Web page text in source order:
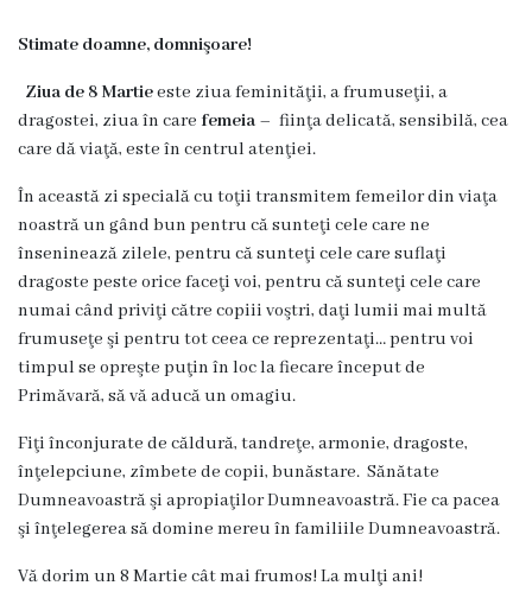
limită
ale
Primăriei
Dispoziţiile
primarului
Rapoartele
primarului
Proiecte
investiționale
Proiecte
în
derulare
Stimate doamne, domnişoare!
Ziua de 8 Martieeste ziua feminităţii, a frumuseţii, a
dragostei, ziua în care femeia – fiinţa delicată, sensibilă, cea
care dă viaţă, este în centrul atenţiei.
În această zi specială cu toţii transmitem femeilor din viaţa
noastră un gând bun pentru că sunteţi cele care ne
înseninează zilele, pentru că sunteţi cele care suflaţi
dragoste peste orice faceţi voi, pentru că sunteţi cele care
numai când priviţi către copiii voştri, daţi lumii mai multă
frumuseţe şi pentru tot ceea ce reprezentaţi… pentru voi
timpul se opreşte puţin în loc la fiecare început de
Primăvară, să vă aducă un omagiu.
Fiţi înconjurate de căldură, tandreţe, armonie, dragoste,
înţelepciune, zîmbete de copii, bunăstare. Sănătate
Dumneavoastră şi apropiaţilor Dumneavoastră. Fie ca pacea
şi înţelegerea să domine mereu în familiile Dumneavoastră.
Vă dorim un 8 Martie cât mai frumos! La mulţi ani!